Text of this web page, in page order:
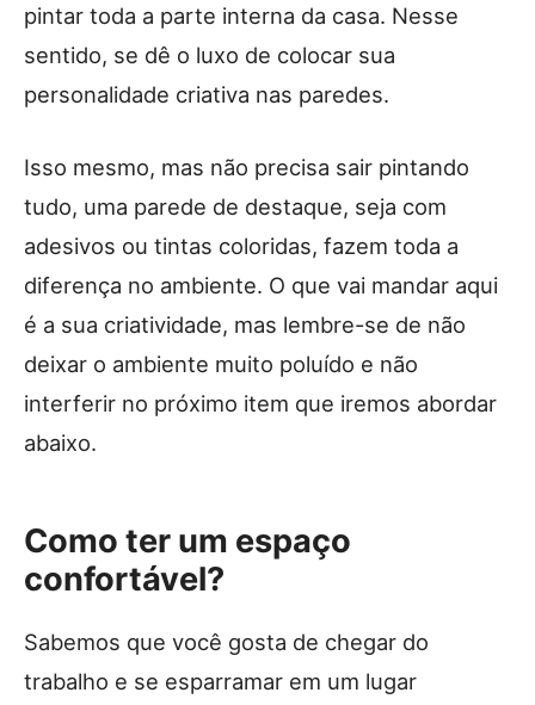
pintar toda a parte interna da casa. Nesse
sentido, se dê o luxo de colocar sua
personalidade criativa nas paredes.
Isso mesmo, mas não precisa sair pintando
tudo, uma parede de destaque, seja com
adesivos ou tintas coloridas, fazem toda a
diferença no ambiente. O que vai mandar aqui
é a sua criatividade, mas lembre-se de não
deixar o ambiente muito poluído e não
interferir no próximo item que iremos abordar
abaixo.
Como ter um espaço
confortável?
Sabemos que você gosta de chegar do
trabalho e se esparramar em um lugar